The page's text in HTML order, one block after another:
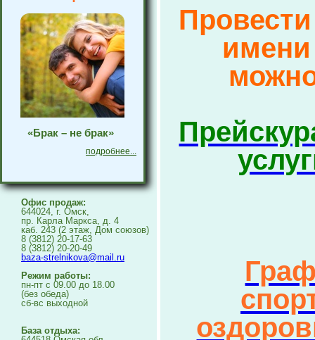
«Брак – не брак»
подробнее...
Офис продаж:
644024, г. Омск,
пр. Карла Маркса, д. 4
каб. 243 (2 этаж, Дом союзов)
8 (3812) 20-17-63
8 (3812) 20-20-49
baza-strelnikova@mail.ru
Режим работы:
пн-пт с 09.00 до 18.00
(без обеда)
сб-вс выходной
База отдыха: